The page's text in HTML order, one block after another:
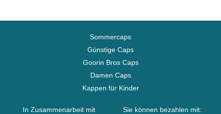
Sommercaps
Günstige Caps
Goorin Bros Caps
Damen Caps
Kappen für Kinder
In Zusammenarbeit mit
Sie können bezahlen mit: